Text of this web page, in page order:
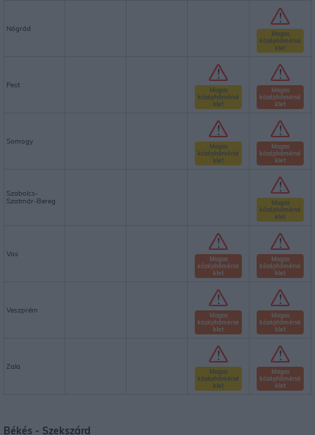
Nógrád
Magas
középhőmérsé
klet
Pest
Magas
középhőmérsé
klet
Magas
középhőmérsé
klet
Somogy
Magas
középhőmérsé
klet
Magas
középhőmérsé
klet
Szabolcs-
Szatmár-Bereg
Magas
középhőmérsé
klet
Vas
Magas
középhőmérsé
klet
Magas
középhőmérsé
klet
Veszprém
Magas
középhőmérsé
klet
Magas
középhőmérsé
klet
Zala
Magas
középhőmérsé
klet
Magas
középhőmérsé
klet
Békés - Szekszárd